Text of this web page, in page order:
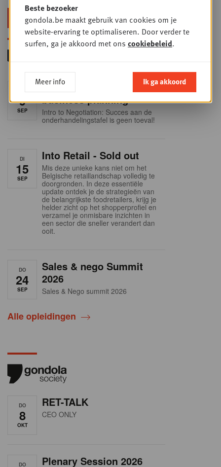
Blijf voorop in retail & foodservice!
WOE
9
SEP
Foodservice - Joint
business planning
Intro to Negotiation: Succes aan de
onderhandelingstafel is geen toeval!
DI
15
SEP
Into Retail - Sold out
Mis deze unieke kans niet om het
Belgische retaillandschap volledig te
doorgronden. In deze essentiële
update ontdek je de strategieën van
de belangrijkste foodretailers, krijg je
helder zicht op het shopperprofiel en
verzamel je onmisbare inzichten in
een sector die sneller verandert dan
ooit.
DO
24
SEP
Sales & nego Summit
2026
Sales & Nego summit 2026
Alle opleidingen
DO
8
OKT
RET-TALK
CEO ONLY
DO Plenary Session 2026
Beste bezoeker
gondola.be maakt gebruik van cookies om je
website-ervaring te optimaliseren. Door verder te
surfen, ga je akkoord met ons cookiebeleid.
Meer info Ik ga akkoord